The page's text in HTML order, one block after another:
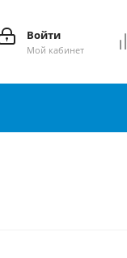
Войти
Мой кабинет